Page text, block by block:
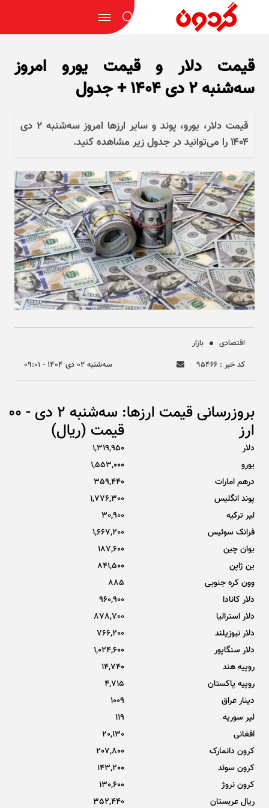
قیمت دلار و قیمت یورو امروز
سه‌شنبه ۲ دی ۱۴۰۴ + جدول
قیمت دلار، یورو، پوند و سایر ارز‌ها امروز سه‌شنبه ۲ دی
۱۴۰۴ را می‌توانید در جدول زیر مشاهده کنید.
اقتصادی
بازار
کد خبر : ۹۵۴۶۶
سه‌شنبه ۰۲ دی ۱۴۰۴ - ۰۹:۰۱
بروزرسانی قیمت ارزها: سه‌شنبه 2 دی - 08:00
ارز قیمت (ریال)
دلار
1,319,950
یورو
1,553,000
درهم امارات
359,440
پوند انگلیس
1,776,300
لیر ترکیه
30,900
فرانک سوئیس
1,667,200
یوان چین
187,600
ین ژاپن
841,500
وون کره جنوبی
885
دلار کانادا
960,900
دلار استرالیا
878,700
دلار نیوزیلند
766,200
دلار سنگاپور
1,024,600
روپیه هند
14,740
روپیه پاکستان
4,715
دینار عراق
1009
لیر سوریه
119
افغانی
20,130
کرون دانمارک
207,800
کرون سوئد
143,200
کرون نروژ
130,600
ریال عربستان
352,440